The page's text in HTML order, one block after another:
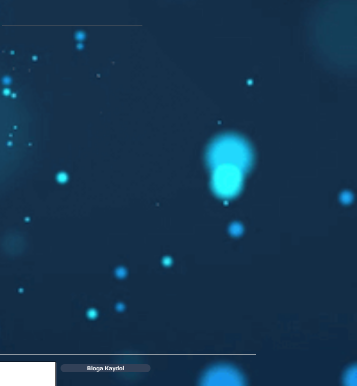
Bloga Kaydol